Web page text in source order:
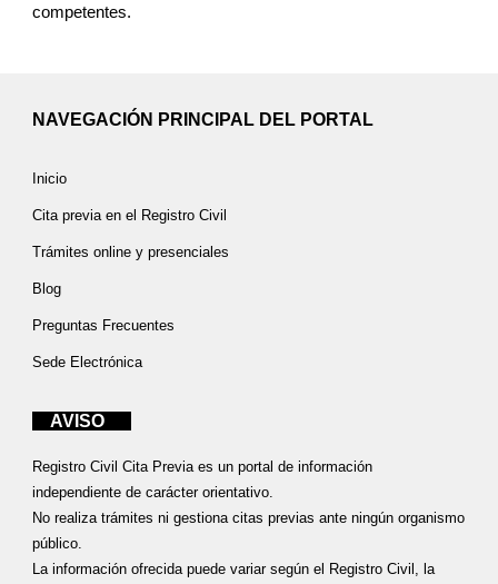
competentes.
NAVEGACIÓN PRINCIPAL DEL PORTAL
Inicio
Cita previa en el Registro Civil
Trámites online y presenciales
Blog
Preguntas Frecuentes
Sede Electrónica
AVISO
Registro Civil Cita Previa es un portal de información
independiente de carácter orientativo.
No realiza trámites ni gestiona citas previas ante ningún organismo
público.
La información ofrecida puede variar según el Registro Civil, la